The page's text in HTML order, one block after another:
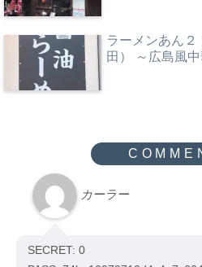
ラーメンあん２
田） ～広島風
カーラー
SECRET: 0